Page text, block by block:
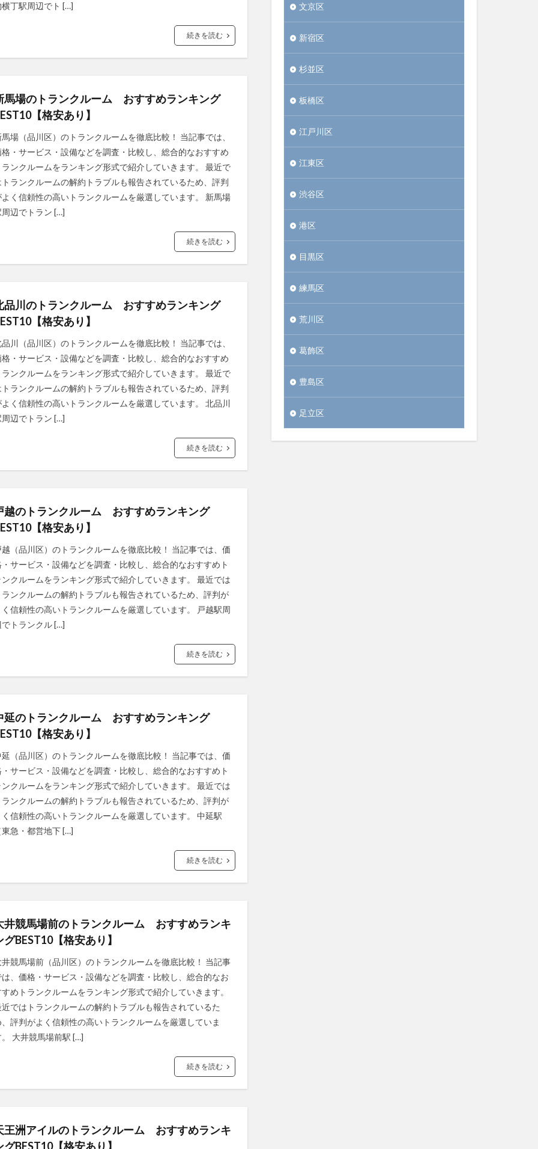
横丁駅周辺でト […]
続きを読む
馬場のトランクルーム おすすめランキング
【格安あり】
場（品川区）のトランクルームを徹底比較！ 当記事では、
格・サービス・設備などを調査・比較し、総合的なおすすめ
ランクルームをランキング形式で紹介していきます。 最近で
トランクルームの解約トラブルも報告されているため、評判
よく信頼性の高いトランクルームを厳選しています。 新馬場
周辺でトラン […]
続きを読む
品川のトランクルーム おすすめランキング
【格安あり】
川（品川区）のトランクルームを徹底比較！ 当記事では、
格・サービス・設備などを調査・比較し、総合的なおすすめ
ランクルームをランキング形式で紹介していきます。 最近で
トランクルームの解約トラブルも報告されているため、評判
よく信頼性の高いトランクルームを厳選しています。 北品川
周辺でトラン […]
続きを読む
越のトランクルーム おすすめランキング
【格安あり】
越（品川区）のトランクルームを徹底比較！ 当記事では、価
・サービス・設備などを調査・比較し、総合的なおすすめト
ンクルームをランキング形式で紹介していきます。 最近では
ランクルームの解約トラブルも報告されているため、評判が
く信頼性の高いトランクルームを厳選しています。 戸越駅周
でトランクル […]
続きを読む
延のトランクルーム おすすめランキング
【格安あり】
延（品川区）のトランクルームを徹底比較！ 当記事では、価
・サービス・設備などを調査・比較し、総合的なおすすめト
ンクルームをランキング形式で紹介していきます。 最近では
ランクルームの解約トラブルも報告されているため、評判が
く信頼性の高いトランクルームを厳選しています。 中延駅
東急・都営地下 […]
続きを読む
井競馬場前のトランクルーム おすすめランキ
グBEST10【格安あり】
井競馬場前（品川区）のトランクルームを徹底比較！ 当記事
は、価格・サービス・設備などを調査・比較し、総合的なお
めトランクルームをランキング形式で紹介していきます。
近ではトランクルームの解約トラブルも報告されているた
、評判がよく信頼性の高いトランクルームを厳選していま
。 大井競馬場前駅 […]
続きを読む
王洲アイルのトランクルーム おすすめランキ
グBEST10【格安あり】
文京区
新宿区
杉並区
板橋区
江戸川区
江東区
渋谷区
港区
目黒区
練馬区
荒川区
葛飾区
豊島区
足立区